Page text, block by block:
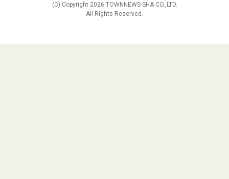
(C) Copyright 2026 TOWNNEWS-SHA CO.,LTD.
All Rights Reserved.